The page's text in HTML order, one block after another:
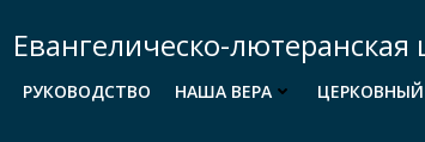
Евангелическо-
РУКОВОДСТВО НАША ВЕРА